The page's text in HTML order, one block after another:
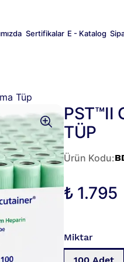
Sertifikalar E - Katalog
Tüp
PST™II
TÜP
Ürün Kodu:
₺ 1.795
Miktar